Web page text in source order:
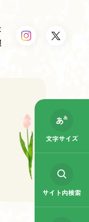
文字サイズ
サイト内検索